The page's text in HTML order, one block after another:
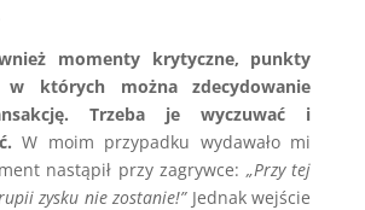
momenty krytyczne, punkty
w których można zdecydowanie
Trzeba je wyczuwać i
W moim przypadku wydawało mi
nastąpił przy zagrywce: „Przy tej
zysku nie zostanie!”Jednak wejście